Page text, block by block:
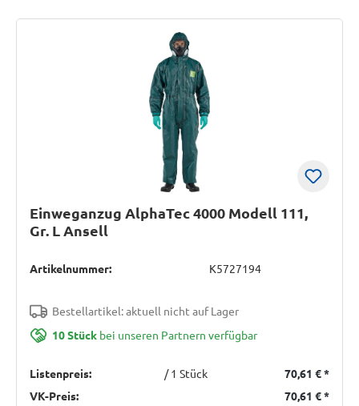
Einweganzug AlphaTec 4000 Modell 111,
Gr. L Ansell
Artikelnummer: K5727194
Bestellartikel: aktuell nicht auf Lager
10 Stück bei unseren Partnern verfügbar
Listenpreis: / 1 Stück 70,61 €*
VK-Preis:
70,61 €*